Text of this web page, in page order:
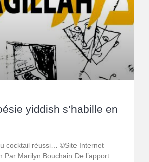
yiddish s’habille en
cocktail réussi… ©Site Internet
Par Marilyn Bouchain De l’apport